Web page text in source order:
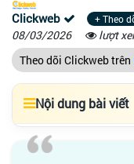
Clickweb + Theo
08/03/2026 lượt
Theo dõi Clickweb trên
Nội dung bài viết